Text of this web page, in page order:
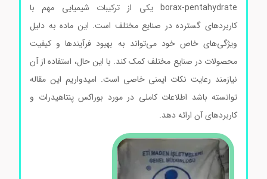
borax-pentahydrate یکی از ترکیبات شیمیایی مهم با
کاربردهای گسترده در صنایع مختلف است. این ماده به دلیل
ویژگی‌های خاص خود می‌تواند به بهبود فرآیندها و کیفیت
محصولات در صنایع مختلف کمک کند. با این حال، استفاده از آن
نیازمند رعایت نکات ایمنی خاصی است. امیدواریم این مقاله
توانسته باشد اطلاعات کاملی در مورد بوراکس پنتاهیدرات و
کاربردهای آن ارائه دهد.